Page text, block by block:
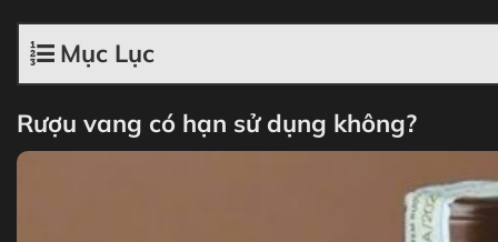
Mục Lục
Rượu vang có hạn sử dụng không?